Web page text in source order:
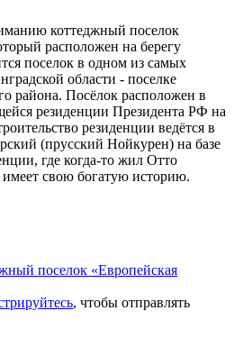
коттеджный поселок
расположен на берегу
поселок в одном из самых
области - поселке
района. Посёлок расположен в
резиденции Президента РФ на
резиденции ведётся в
(прусский Нойкурен) на базе
где когда-то жил Отто
свою богатую историю.
поселок «Европейская
, чтобы отправлять